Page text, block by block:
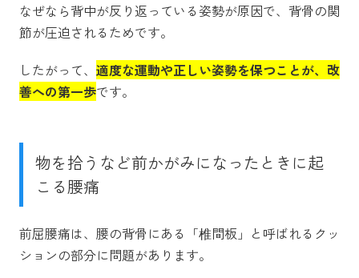
なぜなら背中が反り返っている姿勢が原因で、背骨の関
節が圧迫されるためです。
したがって、 適度な運動や正しい姿勢を保つことが、改
善への第一歩です。
物を拾うなど前かがみになったときに起
こる腰痛
前屈腰痛は、腰の背骨にある「椎間板」と呼ばれるクッ
ションの部分に問題があります。